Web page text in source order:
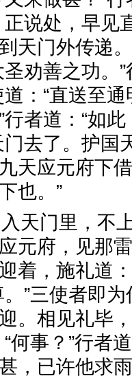
说处，早见
天门外传递
劝善之功。
：“直送至
者道：“如
去了。护国
天应元府下
下也。”
天门里，不
元府，见那
着，施礼道
”三使者即
。相见礼毕
何事？”行者
，已许他求